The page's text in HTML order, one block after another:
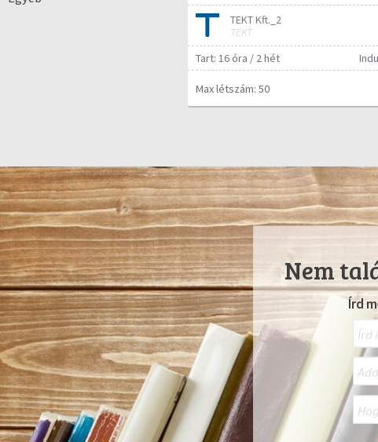
TEKT Kft._2
TEKT
Tart: 16 óra / 2 hét
Max létszám: 50
Nem
Írd